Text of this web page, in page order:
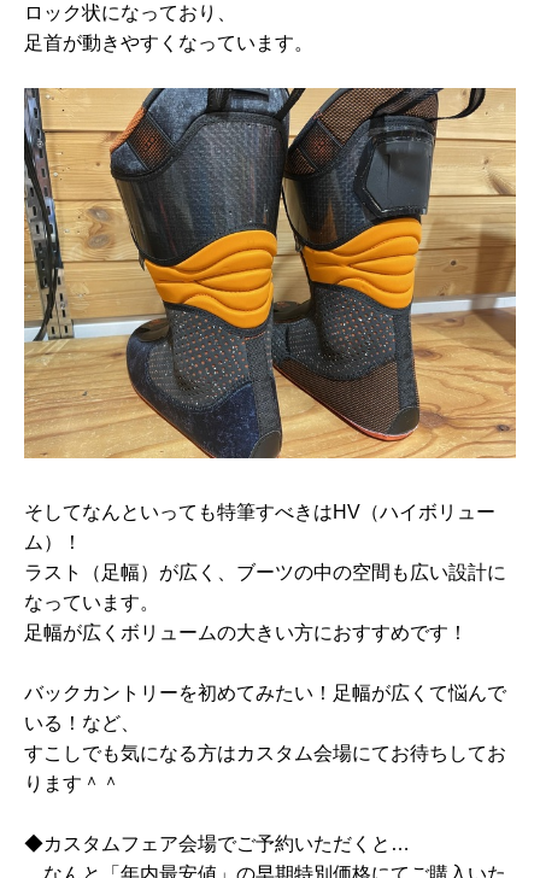
ロック状になっており、
足首が動きやすくなっています。
そしてなんといっても特筆すべきはHV（ハイボリュー
ム）！
ラスト（足幅）が広く、ブーツの中の空間も広い設計に
なっています。
足幅が広くボリュームの大きい方におすすめです！
バックカントリーを初めてみたい！足幅が広くて悩んで
いる！など、
すこしでも気になる方はカスタム会場にてお待ちしてお
ります＾＾
◆カスタムフェア会場でご予約いただくと…
なんと「年内最安値」の早期特別価格にてご購入いた